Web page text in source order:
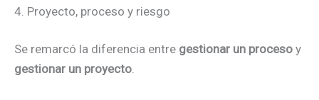
4. Proyecto, proceso y riesgo
Se remarcó la diferencia entre gestionar un proceso y
gestionar un proyecto.